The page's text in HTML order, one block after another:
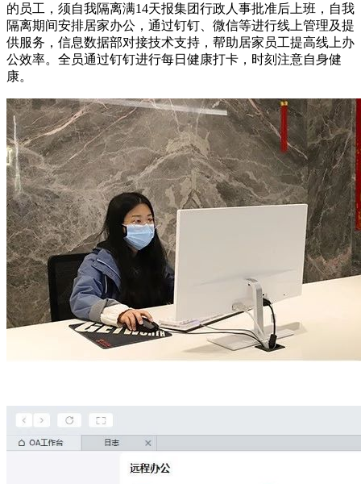
的员工，须自我隔离满14天报集团行政人事批准后上班，自我
隔离期间安排居家办公，通过钉钉、微信等进行线上管理及提
供服务，信息数据部对接技术支持，帮助居家员工提高线上办
公效率。全员通过钉钉进行每日健康打卡，时刻注意自身健
康。